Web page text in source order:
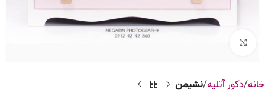
خانه دکور آتلیه نشیمن